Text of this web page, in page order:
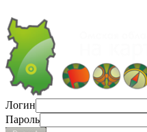
Логин
Пароль